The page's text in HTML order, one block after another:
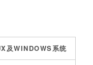
及WINDOWS系统